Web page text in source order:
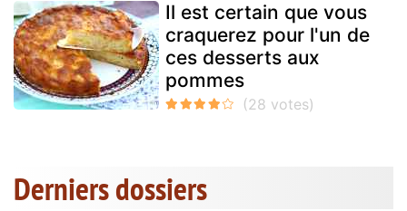
Il est certain que vous
craquerez pour l'un de
ces desserts aux
pommes
Derniers dossiers